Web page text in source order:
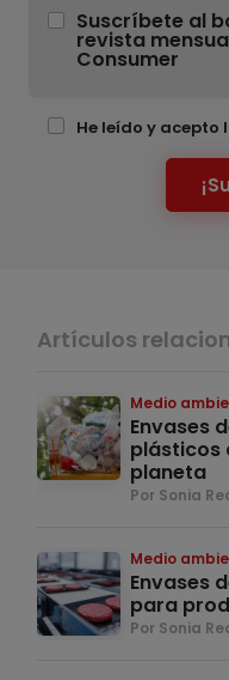
Suscríbete al
revista mensual
Consumer
He leído y acepto
Artículos
Medio
Envases
plásticos
planeta
Por Sonia
Medio
Envases
para
Por Sonia